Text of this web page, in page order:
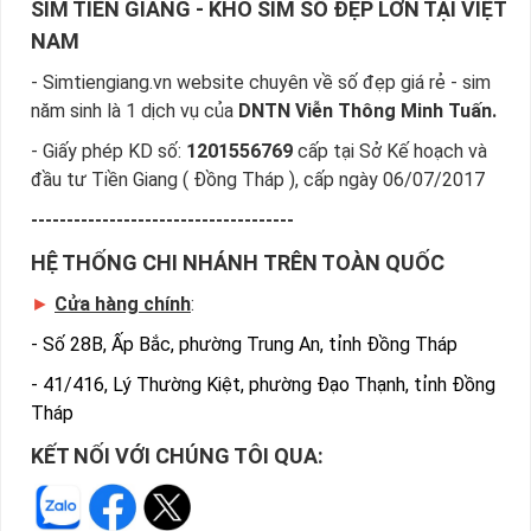
sơn phủ.
chính là giải pháp để đáp ứng nhu cầu đông đảo của người
dùng về sim năm sinh.
Ngày nay bạn không chỉ dùng 1 số mà còn có thể 2 hoặc 3
số để dùng cho nhiều mục đích khác nhau.
sim năm sinh để liên lạc, làm hotline hay đơn giản để đi hẹn
Chỉ cần thấy số đuôi điện thoại của bạn hiện trên màn hình
chắc chắn người thân và bạn bè hoặc đối tác của bạn biết
ngay người gọi là ai mà không cần nhìn tới tên hiển thị.
Bạn muốn điều đó chứ? Vậy thì hãy tìm cho mình một nhà
mạng phù hợp với một dãy số phù hợp nhất có năm sinh để
thấy bản thân thêm đẳng cấp hơn nhé.
Sim năm sinh Sim giá rẻ đã có mặt tại Sim Tiền Giang là sim
SIM TIỀN GIANG - KHO SIM SỐ ĐẸP LỚN TẠI VIỆT
NAM
- Simtiengiang.vn website chuyên về số đẹp giá rẻ - sim
năm sinh là 1 dịch vụ của DNTN Viễn Thông Minh Tuấn.
- Giấy phép KD số: 1201556769 cấp tại Sở Kế hoạch và
đầu tư Tiền Giang ( Đồng Tháp ), cấp ngày 06/07/2017
-------------------------------------
HỆ THỐNG CHI NHÁNH TRÊN TOÀN QUỐC
► Cửa hàng chính:
- Số 28B, Ấp Bắc, phường Trung An, tỉnh Đồng Tháp
- 41/416, Lý Thường Kiệt, phường Đạo Thạnh, tỉnh Đồng
Tháp
KẾT NỐI VỚI CHÚNG TÔI QUA: